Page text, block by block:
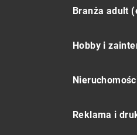
Branża adult
Hobby i
Reklama i